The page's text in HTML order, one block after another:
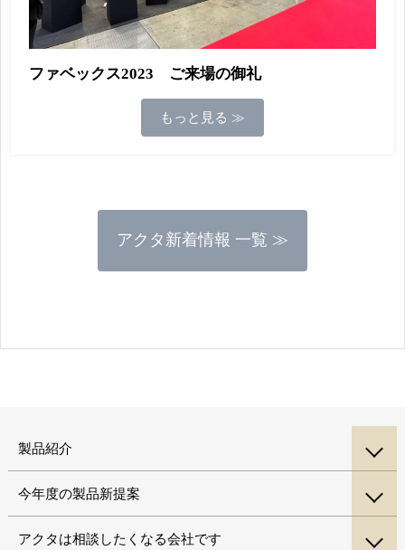
ファベックス2023 ご来場の御礼
もっと見る ≫
アクタ新着情報 一覧 ≫
製品紹介
今年度の製品新提案
アクタは相談したくなる会社です